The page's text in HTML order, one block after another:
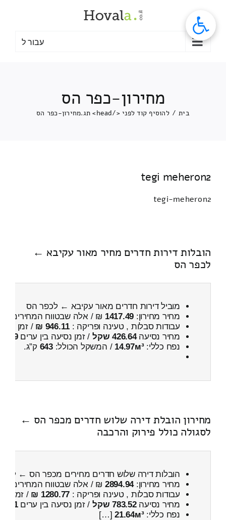
עבור ל
מחירון-כפר הס
בית / להוסיף קוד לפני </head> תג. מחירון-כפר הס
tegi meheron2
tegi-meheron2
הובלות דירות חדרים מחיר מאור עקיבא ←
לכפר הס
מוביל דירות חדרים מאור עקיבא ← לכפר הס
מחיר מחירון: 1417.49 ₪ / אלה שבטווח המחירים
עבודות סבלות , טעינה ופריקה : 946.11 ₪ / זמן :
מחיר נסיעה426.64 שקל / זמן נסיעה בין ערים39 דקות
נפח כללי:14.97м³ / המשקל הכולל:643 ק”ג.
מחירון הובלת דירה שלוש חדרים מכפר הס ←
לסגולה כולל פירוק והרכבה
הובלות דירה שלוש חדרים מחירים מכפר הס ←
מחיר מחירון:2894.94 ₪ / אלה שבטווח המחירים
עבודות סבלות , טעינה ופריקה : 1280.77 ₪ / זמן :
מחיר נסיעה783.52 שקל / זמן נסיעה בין ערים1 שעות , 5 דקות
נפח כללי:21.64м³
[…]